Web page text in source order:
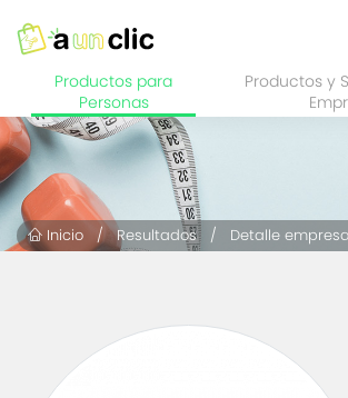
Productos para
Personas
Productos y
Inicio /Resultados/ Detalle empresa